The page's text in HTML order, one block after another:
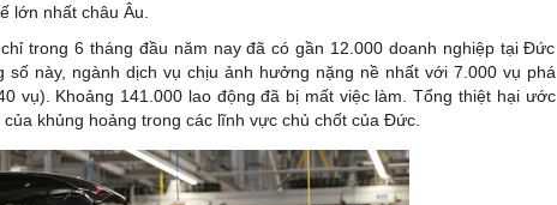
lớn nhất châu Âu.
trong 6 tháng đầu năm nay đã có gần 12.000 doanh nghiệp tại Đức
này, ngành dịch vụ chịu ảnh hưởng nặng nề nhất với 7.000 vụ phá
vụ). Khoảng 141.000 lao động đã bị mất việc làm. Tổng thiệt hại ước
khủng hoảng trong các lĩnh vực chủ chốt của Đức.